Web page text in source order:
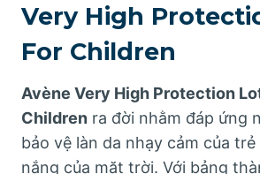
Very High
For Children
Avène Very High Protection
Children ra đời nhằm đáp ứng
bảo vệ làn da nhạy cảm của
nắng của mặt trời. Với bảng